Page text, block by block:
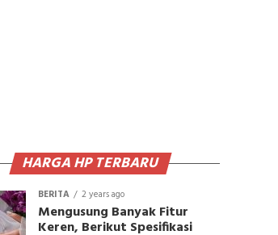
HARGA HP TERBARU
BERITA 2 years ago
Mengusung Banyak Fitur
Keren, Berikut Spesifikasi